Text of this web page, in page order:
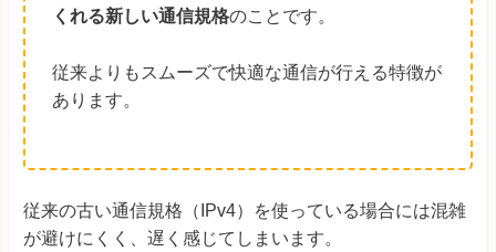
くれる新しい通信規格のことです。
従来よりもスムーズで快適な通信が行える特徴が
あります。
従来の古い通信規格（IPv4）を使っている場合には混雑
が避けにくく、遅く感じてしまいます。